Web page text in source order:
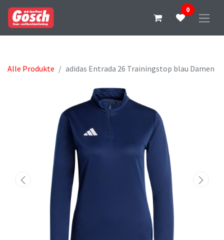
0
Alle Produkte adidas Entrada 26 Trainingstop blau Damen